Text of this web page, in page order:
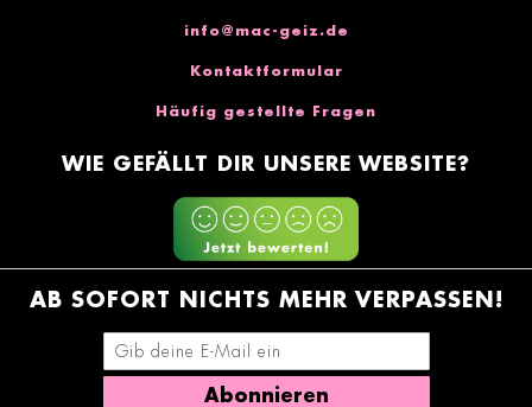
info@mac-geiz.de
Kontaktformular
Häufig gestellte Fragen
WIE GEFÄLLT DIR UNSERE WEBSITE?
AB SOFORT NICHTS MEHR VERPASSEN!
E-Mail-Adresse eingeben
Abonnieren